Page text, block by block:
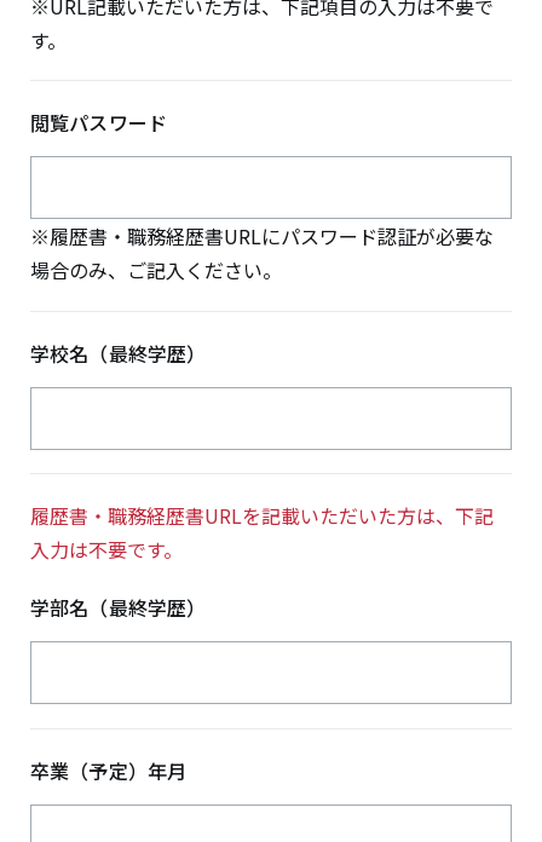
す。
閲覧パスワード
※履歴書・職務経歴書URLにパスワード認証が必要な
場合のみ、ご記入ください。
学校名（最終学歴）
履歴書・職務経歴書URLを記載いただいた方は、下記
入力は不要です。
学部名（最終学歴）
卒業（予定）年月